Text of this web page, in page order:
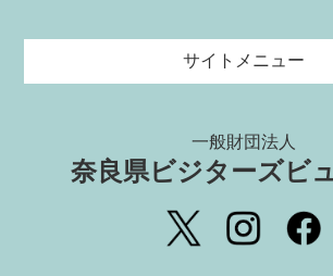
サイトメニュー
一般財団法人
奈良県ビジターズビ